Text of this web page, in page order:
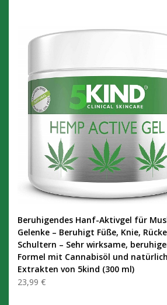
PRODUKT KAUFEN
Beruhigendes Hanf-Aktivgel für
Gelenke – Beruhigt Füße, Knie,
Schultern – Sehr wirksame,
Formel mit Cannabisöl und
Extrakten von 5kind (300 ml)
23,99 €